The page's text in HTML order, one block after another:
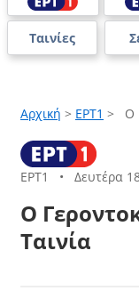
Ταινίες
Αρχική > ΕΡΤ1 > Ο
ΕΡΤ1 • Δευτέρα
Ο
Ταινία